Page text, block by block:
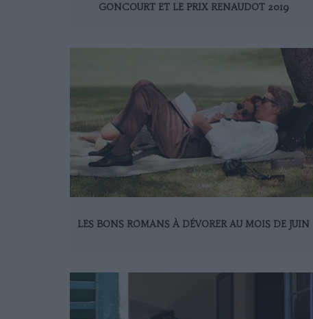
GONCOURT ET LE PRIX RENAUDOT 2019
LES BONS ROMANS À DÉVORER AU MOIS DE JUIN